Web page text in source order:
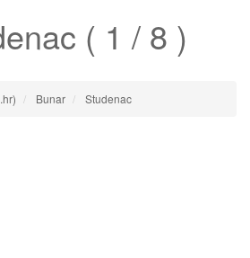
( 1 / 8 )
Bunar Studenac